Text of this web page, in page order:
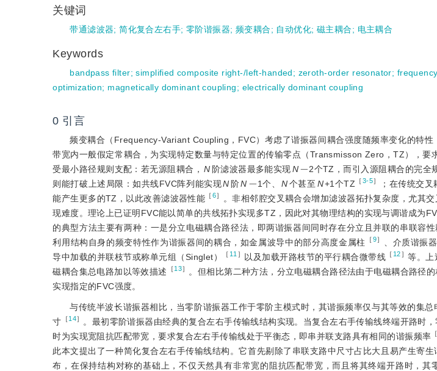
关键词
带通滤波器;简化复合左右手; 零阶谐振器; 频变耦合; 自动优化;磁主耦合; 电主耦合
Keywords
bandpass filter;simplified composite right-/left-handed; zeroth-order resonator;
optimization; magnetically dominant coupling; electrically dominant coupling
0 引言
频变耦合（Frequency-Variant Coupling，FVC）考虑了谐振器间耦合强度随频率变化的特性
带宽内一般假定常耦合，为实现特定数量与特定位置的传输零点（Transmisson Zero，TZ），要
受最小路径规则支配：若无源阻耦合， N 阶滤波器最多能实现N
-
2个TZ，而引入源阻耦合的完全
则能打破上述局限：如共线FVC阵列能实现N 阶N
-
1个、 N个甚至 N+1个TZ ［3-5］
；在传统交
能产生更多的TZ，以此改善滤波器性能 ［6］
。非相邻腔交叉耦合会增加滤波器拓扑复杂度，尤其
现难度。理论上已证明FVC能以简单的共线拓扑实现多TZ，因此对其物理结构的实现与调谐成为
的典型方法主要有两种：一是分立电磁耦合路径法，即两谐振器间同时存在分立且并联的串联容
利用结构自身的频变特性作为谐振器间的耦合，如金属波导中的部分高度金属柱
［9］ 、介质谐振
导中加载的并联枝节或称单元组（Singlet）
［ 11 ］ 以及加载开路枝节的平行耦合微带线 ［ 12］等。上
磁耦合集总电路加以等效描述
［13］
。但相比第二种方法，分立电磁耦合路径法由于电磁耦合路径
实现指定的FVC强度。
与传统半波长谐振器相比，当零阶谐振器工作于零阶主模式时，其谐振频率仅与其等效的集
寸 ［14］
。最初零阶谐振器由经典的复合左右手传输线结构实现。当复合左右手传输线终端开路时
时为实现宽阻抗匹配带宽，要求复合左右手传输线处于平衡态，即串并联支路具有相同的谐振频率 ［
此本文提出了一种简化复合左右手传输线结构。它首先剔除了串联支路中尺寸占比大且易产生寄
布，在保持结构对称的基础上，不仅天然具有非常宽的阻抗匹配带宽，而且将其终端开路时，其